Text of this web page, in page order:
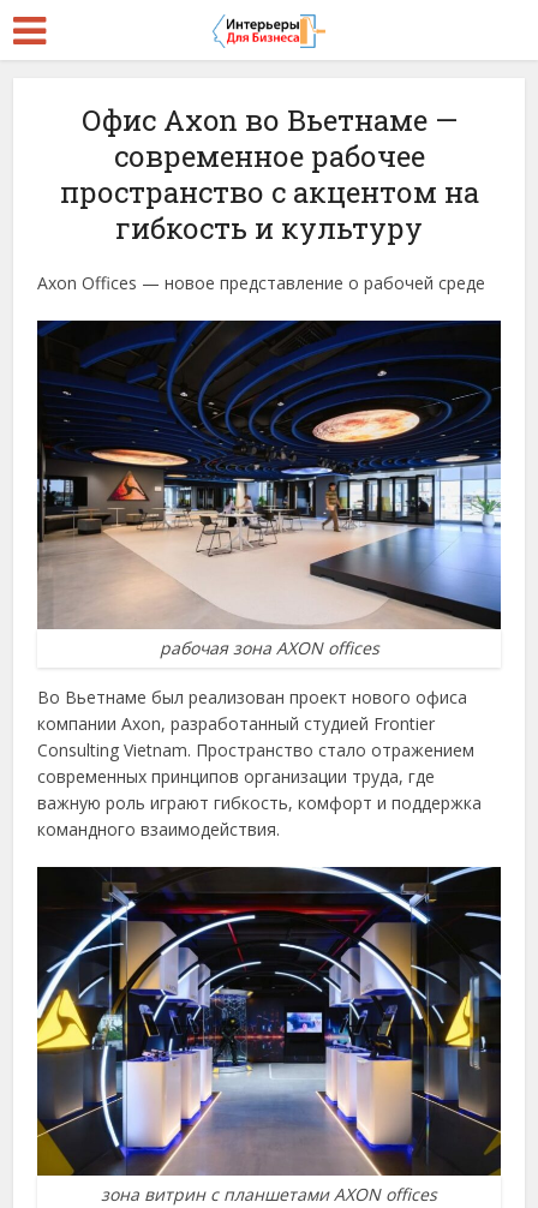
Офис Axon во Вьетнаме —
современное рабочее
пространство с акцентом на
гибкость и культуру
Axon Offices — новое представление о рабочей среде
рабочая зона AXON offices
Во Вьетнаме был реализован проект нового офиса
компании Axon, разработанный студией Frontier
Consulting Vietnam. Пространство стало отражением
современных принципов организации труда, где
важную роль играют гибкость, комфорт и поддержка
командного взаимодействия.
зона витрин с планшетами AXON offices